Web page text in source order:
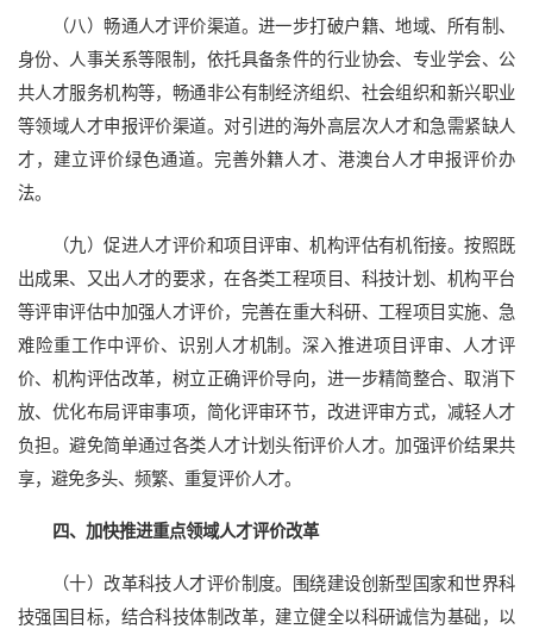
（八）畅通人才评价渠道。进一步打破户籍、地域、所有制、
身份、人事关系等限制，依托具备条件的行业协会、专业学会、公
共人才服务机构等，畅通非公有制经济组织、社会组织和新兴职业
等领域人才申报评价渠道。对引进的海外高层次人才和急需紧缺人
才，建立评价绿色通道。完善外籍人才、港澳台人才申报评价办
法。
（九）促进人才评价和项目评审、机构评估有机衔接。按照既
出成果、又出人才的要求，在各类工程项目、科技计划、机构平台
等评审评估中加强人才评价，完善在重大科研、工程项目实施、急
难险重工作中评价、识别人才机制。深入推进项目评审、人才评
价、机构评估改革，树立正确评价导向，进一步精简整合、取消下
放、优化布局评审事项，简化评审环节，改进评审方式，减轻人才
负担。避免简单通过各类人才计划头衔评价人才。加强评价结果共
享，避免多头、频繁、重复评价人才。
四、加快推进重点领域人才评价改革
（十）改革科技人才评价制度。围绕建设创新型国家和世界科
技强国目标，结合科技体制改革，建立健全以科研诚信为基础，以